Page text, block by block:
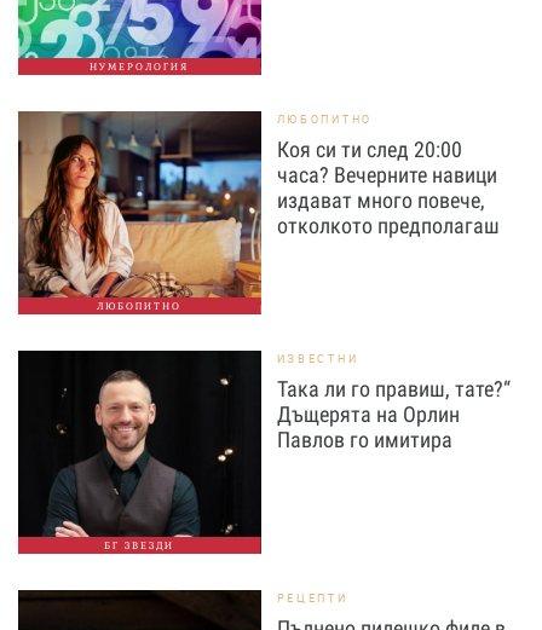
НУМЕРОЛОГИЯ
ЛЮБОПИТНО
ЛЮБОПИТНО
Коя си ти след 20:00
часа? Вечерните навици
издават много повече,
отколкото предполагаш
БГ ЗВЕЗДИ
ИЗВЕСТНИ
Така ли го правиш, тате?“
Дъщерята на Орлин
Павлов го имитира
РЕЦЕПТИ